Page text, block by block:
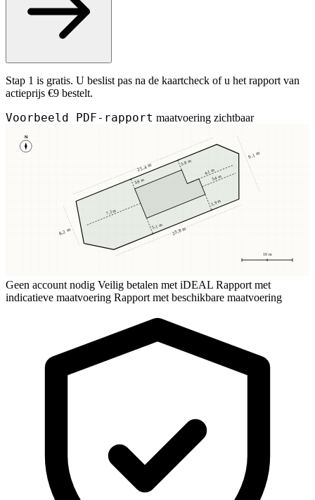
Stap 1 is gratis. U beslist pas na de kaartcheck of u het rapport van
actieprijs €9 bestelt.
Voorbeeld PDF-rapport maatvoering zichtbaar
N
10 m
3,8 m
3,8 m
5,1 m
2,9 m
7,2 m
3,4 m
4,1 m
25,4 m
23,8 m
8,2 m
9,1 m
Geen account nodig Veilig betalen met iDEAL Rapport met
indicatieve maatvoering Rapport met beschikbare maatvoering